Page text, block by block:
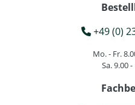
+49 (0)
Mo. - Fr.
Sa. 9.00